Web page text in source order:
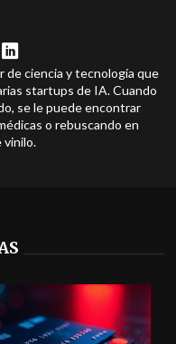
de ciencia y tecnología que
startups de IA. Cuando
se le puede encontrar
o rebuscando en
vinilo.